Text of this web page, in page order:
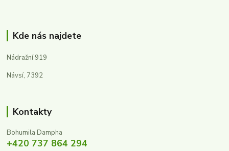
Kde nás najdete
Nádražní 919
Návsí, 7392
Kontakty
Bohumila Dampha
+420 737 864 294